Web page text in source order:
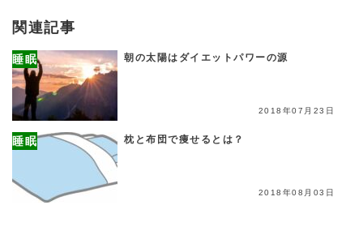
関連記事
睡眠 朝の太陽はダイエットパワーの源
2018年07月23日
睡眠 枕と布団で痩せるとは？
2018年08月03日